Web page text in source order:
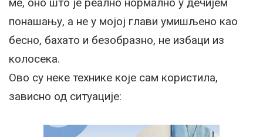
понашању, а не у мојој глави умишљено као
бесно, бахато и безобразно, не избаци из
колосека.
Ово су неке технике које сам користила,
зависно од ситуације: